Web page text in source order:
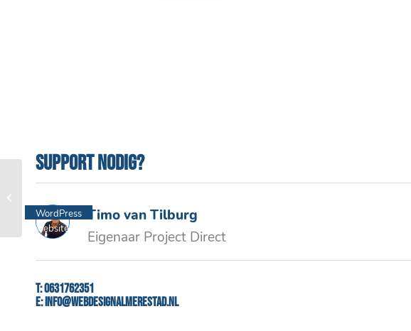
Support nodig?
Timo van Tilburg
Eigenaar Project Direct
T:0631762351
E:info@webdesignalmerestad.nl
WordPress
website